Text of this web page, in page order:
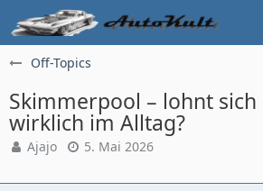
Off-Topics
Skimmerpool – lohnt sich
wirklich im Alltag?
Ajajo 5. Mai 2026